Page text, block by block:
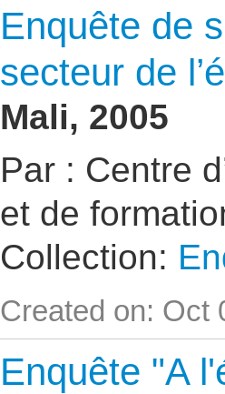
Enquête de
secteur de
Mali, 2005
Par : Centre
et de
Collection:
Created on: Oct
Enquête "A